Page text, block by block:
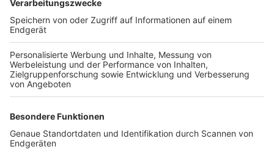
TOP-VEREINE
TOP-PARTNER